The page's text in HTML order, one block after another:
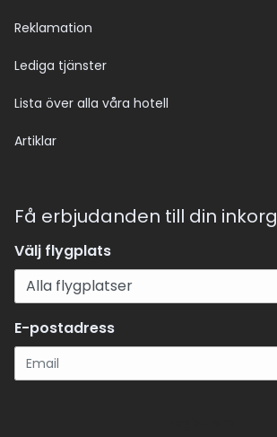
Reklamation
Lediga tjänster
Lista över alla våra hotell
Artiklar
Få erbjudanden till din inkorg
Välj flygplats
E-postadress